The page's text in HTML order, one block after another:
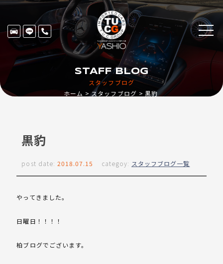
スタッフブログ
STAFF BLOG
ホーム スタッフブログ 黒豹
黒豹
post date: 2018.07.15 categoy: スタッフブログ一覧
やってきました。
日曜日！！！！
柏ブログでございます。